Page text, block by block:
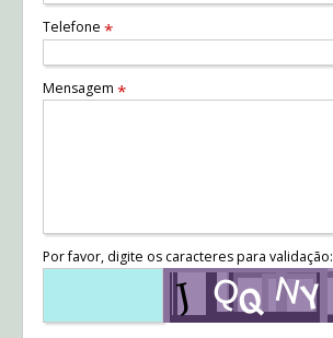
Telefone *
Mensagem *
Por favor, digite os caracteres para validação: